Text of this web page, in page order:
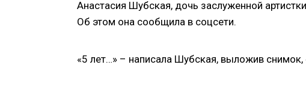
Анастасия Шубская, дочь заслуженной
Об этом она сообщила в соцсети.
«5 лет…» – написала Шубская, выложив